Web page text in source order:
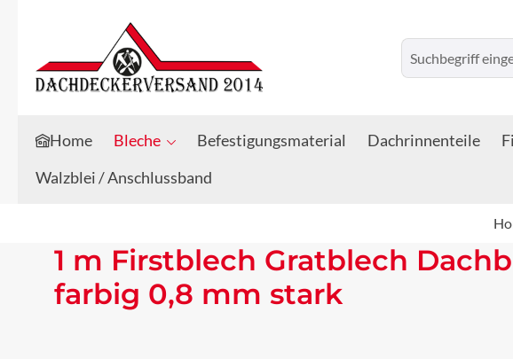
Zum Hauptinhalt springen
Zur Suche springen
Home Bleche Befestigungsmaterial Dachrinnenteile
Walzblei / Anschlussband
1 m Firstblech Gratblech
farbig 0,8 mm stark